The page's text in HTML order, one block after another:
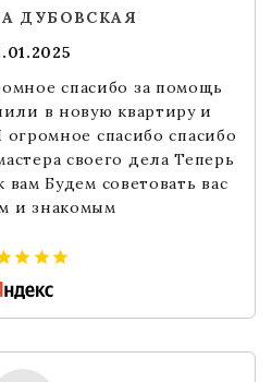
ДУБОВСКАЯ
спасибо за помощь
в новую квартиру и
спасибо спасибо
своего дела Теперь
Будем советовать вас
и знакомым